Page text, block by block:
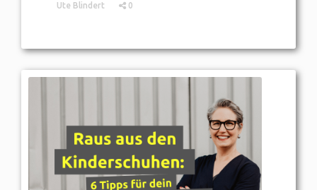
Ute Blindert 0